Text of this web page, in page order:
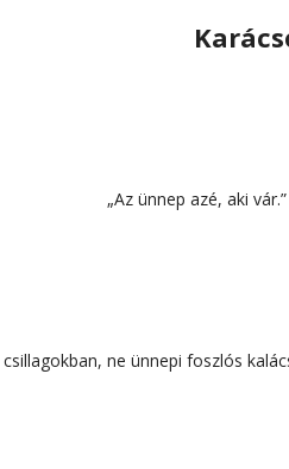
„Az ünnep azé, aki
ne ünnepi foszlós